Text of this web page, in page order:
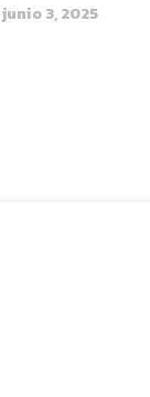
junio 3, 2025